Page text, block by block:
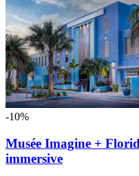
-10%
Musée Imagine +
immersive